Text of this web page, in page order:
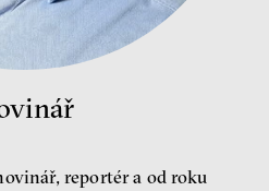
demokracie
Nová pravidla
Jakub Rákosník
Ondřej Slačálek
Lucie Trlifajová
reportér a od roku